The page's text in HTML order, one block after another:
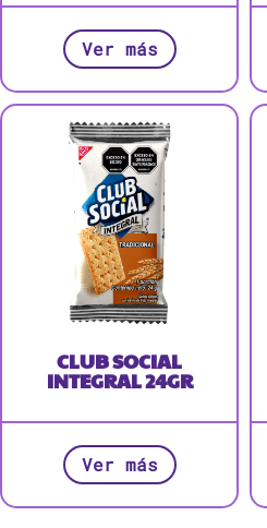
Ver más
CLUB SOCIAL
INTEGRAL 24GR
Ver más